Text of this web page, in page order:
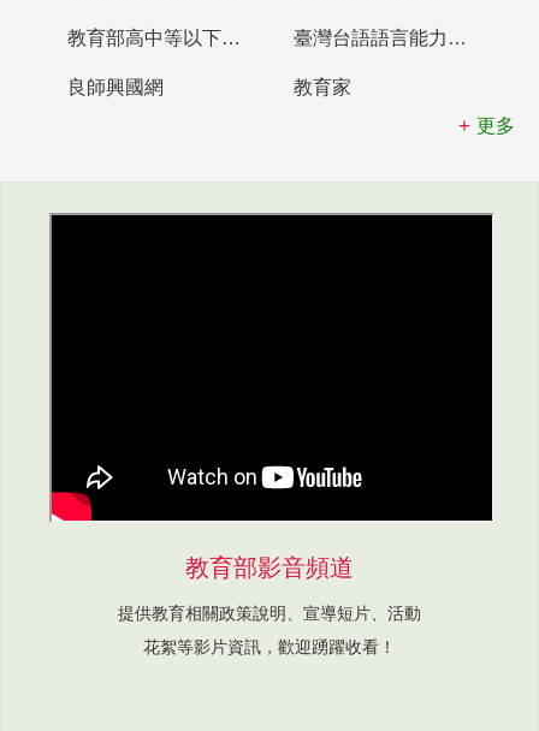
教育部高中等以下學校及幼兒園教師資格檢定考試 臺灣台語語言能力認證網站
良師興國網
教育家
更多
教育部影音頻道
提供教育相關政策說明、宣導短片、活動
花絮等影片資訊，歡迎踴躍收看！